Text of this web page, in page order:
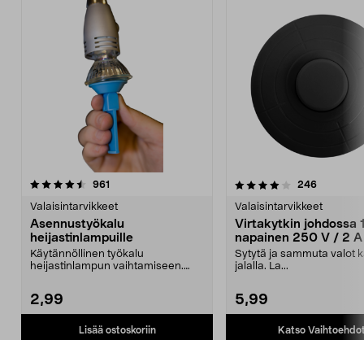
961
Valaisintarvikkeet
Asennustyökalu
heijastinlampuille
Käytännöllinen työkalu
heijastinlampun vaihtamiseen.
2,99
Lisää ostoskoriin
4.0 viidestä
246arvostelut
Valaisintarvikkeet
Virtakytkin johdossa
napainen 250 V / 2 A
Sytytä ja sammuta valot
jalalla. La...
5,99
Katso
5.0 viidestä